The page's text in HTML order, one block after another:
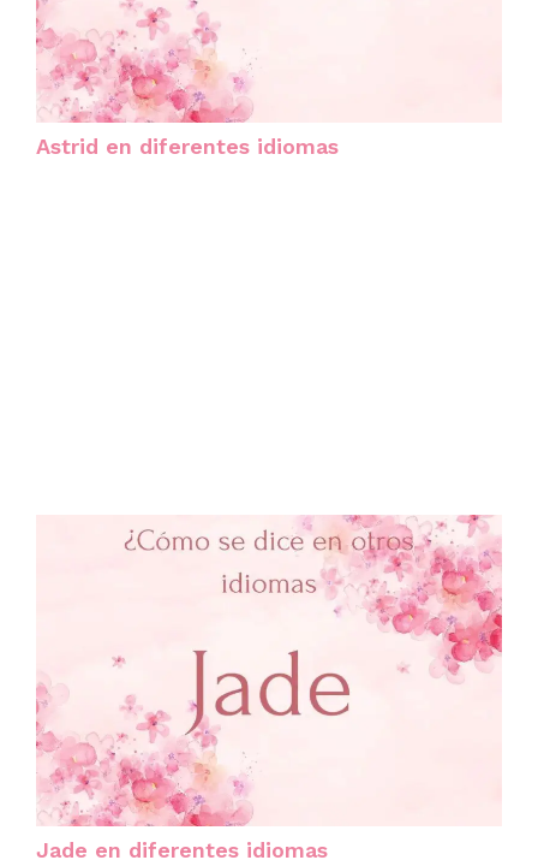
Astrid en diferentes idiomas
Jade en diferentes idiomas